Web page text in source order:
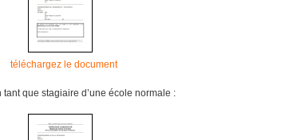
téléchargez le document
tant que stagiaire d’une école normale :